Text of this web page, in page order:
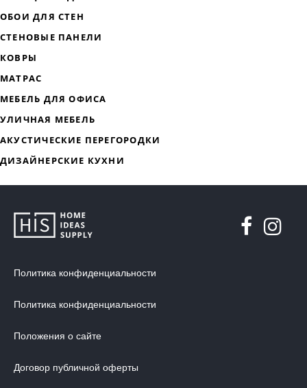
ХРАНЕНИЕ
ДЕКОР ДЛЯ ДОМА
ВАННАЯ КОМНАТА
ОСВЕЩЕНИЕ ДЛЯ ИНТЕРЬЕРА
Политика конфиденциальности
Политика конфиденциальности
Положения о сайте
Договор публичной оферты